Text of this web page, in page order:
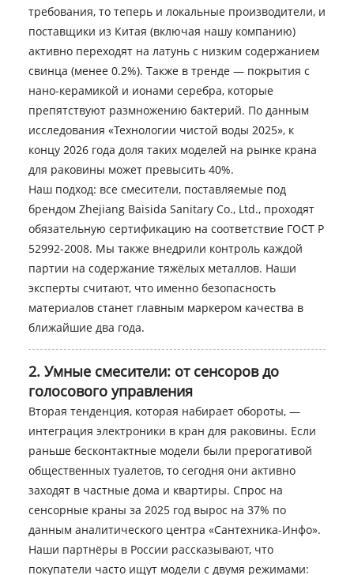
требования, то теперь и локальные производители, и
поставщики из Китая (включая нашу компанию)
активно переходят на латунь с низким содержанием
свинца (менее 0.2%). Также в тренде — покрытия с
нано-керамикой и ионами серебра, которые
препятствуют размножению бактерий. По данным
исследования «Технологии чистой воды 2025», к
концу 2026 года доля таких моделей на рынке крана
для раковины может превысить 40%.
Наш подход: все смесители, поставляемые под
брендом Zhejiang Baisida Sanitary Co., Ltd., проходят
обязательную сертификацию на соответствие ГОСТ Р
52992-2008. Мы также внедрили контроль каждой
партии на содержание тяжёлых металлов. Наши
эксперты считают, что именно безопасность
материалов станет главным маркером качества в
ближайшие два года.
2. Умные смесители: от сенсоров до
голосового управления
Вторая тенденция, которая набирает обороты, —
интеграция электроники в кран для раковины. Если
раньше бесконтактные модели были прерогативой
общественных туалетов, то сегодня они активно
заходят в частные дома и квартиры. Спрос на
сенсорные краны за 2025 год вырос на 37% по
данным аналитического центра «Сантехника-Инфо».
Наши партнёры в России рассказывают, что
покупатели часто ищут модели с двумя режимами: